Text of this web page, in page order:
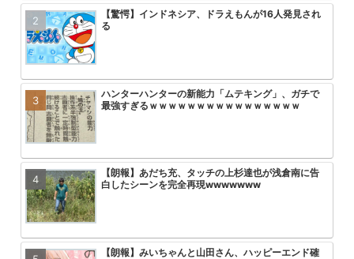
【驚愕】インドネシア、ドラえもんが16人発見され
る
ハンターハンターの新能力「ムテキング」、ガチで
最強すぎるｗｗｗｗｗｗｗｗｗｗｗｗｗｗｗｗ
【朗報】あだち充、タッチの上杉達也が浅倉南に告
白したシーンを完全再現wwwwwww
【朗報】みいちゃんと山田さん、ハッピーエンド確
【悲報】アーニャ・フォージャー
HUNTER×HUNTERのこいつって
ん？
ゴジータが中〇ししたら悟空とベ
れるってこと？
【悲報】ワンピース最新話、ルフ
アニメ無職転生3期が始まるけどこ
【画像】「彼岸島」の作者がヤニ
ｗｗｗ
【朗報】ヤニねこ中国で大ヒット
ｗｗｗｗｗｗ
ONE PIECE 懸賞金５億超えが３６
【画像】トガちゃんの新作フィギ
【悲報】ワンパンマン3期の作画お
る2倍ヤバい
【悲報】ワンピース、適当につけ
る
速報 フリーレンの丸パクリ作品炎